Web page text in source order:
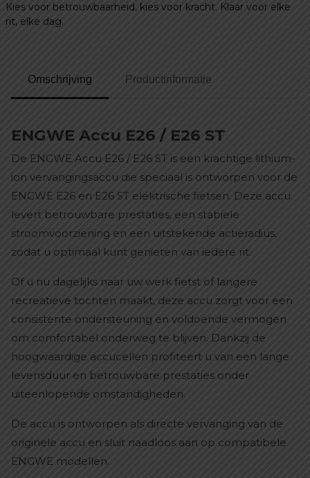
Kies voor betrouwbaarheid, kies voor kracht. Klaar voor elke
rit, elke dag.
Omschrijving Productinformatie
ENGWE Accu E26 / E26 ST
De ENGWE Accu E26 / E26 ST is een krachtige lithium-
ion vervangingsaccu die speciaal is ontworpen voor de
ENGWE E26 en E26 ST elektrische fietsen. Deze accu
levert betrouwbare prestaties, een stabiele
stroomvoorziening en een uitstekende actieradius,
zodat u optimaal kunt genieten van iedere rit.
Of u nu dagelijks naar uw werk fietst of langere
recreatieve tochten maakt, deze accu zorgt voor een
consistente ondersteuning en voldoende vermogen
om comfortabel onderweg te blijven. Dankzij de
hoogwaardige accucellen profiteert u van een lange
levensduur en betrouwbare prestaties onder
uiteenlopende omstandigheden.
De accu is ontworpen als directe vervanging van de
originele accu en sluit naadloos aan op compatibele
ENGWE modellen.